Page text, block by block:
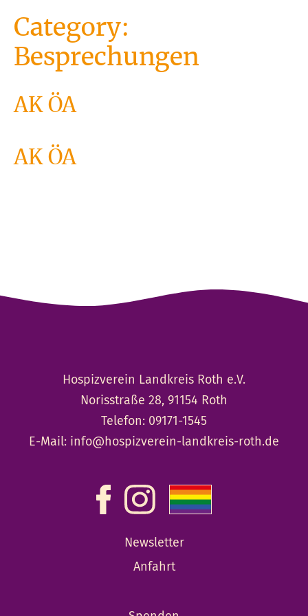
Category:
Besprechungen
AK ÖA
AK ÖA
Hospizverein Landkreis Roth e.V.
Norisstraße 28, 91154 Roth
Telefon: 09171-1545
E-Mail: info@hospizverein-landkreis-roth.de
Newsletter
Anfahrt